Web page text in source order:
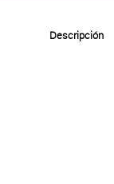
Descripción